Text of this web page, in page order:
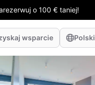
o 100 € taniej!
wsparcie Polski